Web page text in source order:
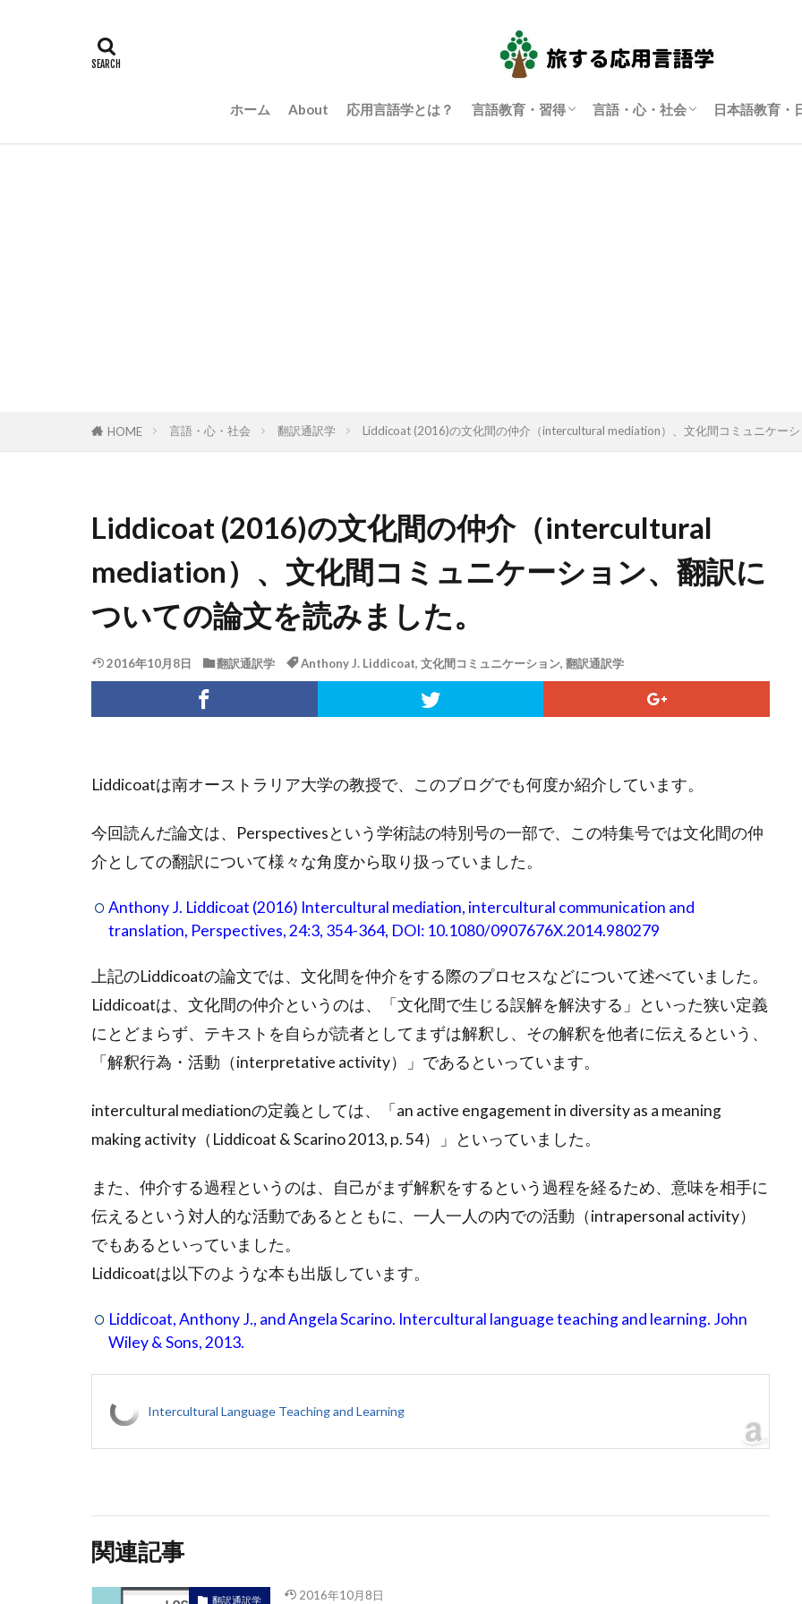
ホーム About 応用言語学とは？ 言語教育・習得 言語・心・社会 日本語教育・
HOME 言語・心・社会 翻訳通訳学 Liddicoat (2016)の文化間の仲介（intercultural mediation）、文化間コミュニケー
Liddicoat (2016)の文化間の仲介（intercultural
mediation）、文化間コミュニケーション、翻訳に
ついての論文を読みました。
2016年10月8日 翻訳通訳学 Anthony J. Liddicoat, 文化間コミュニケーション, 翻訳通訳学
Liddicoatは南オーストラリア大学の教授で、このブログでも何度か紹介しています。
今回読んだ論文は、Perspectivesという学術誌の特別号の一部で、この特集号では文化間の仲
介としての翻訳について様々な角度から取り扱っていました。
Anthony J. Liddicoat (2016) Intercultural mediation, intercultural communication and
translation, Perspectives, 24:3, 354-364, DOI: 10.1080/0907676X.2014.980279
上記のLiddicoatの論文では、文化間を仲介をする際のプロセスなどについて述べていました。
Liddicoatは、文化間の仲介というのは、「文化間で生じる誤解を解決する」といった狭い定義
にとどまらず、テキストを自らが読者としてまずは解釈し、その解釈を他者に伝えるという、
「解釈行為・活動（interpretative activity）」であるといっています。
intercultural mediationの定義としては、「an active engagement in diversity as a meaning
making activity（Liddicoat & Scarino 2013, p. 54）」といっていました。
また、仲介する過程というのは、自己がまず解釈をするという過程を経るため、意味を相手に
伝えるという対人的な活動であるとともに、一人一人の内での活動（intrapersonal activity）
でもあるといっていました。
Liddicoatは以下のような本も出版しています。
Liddicoat, Anthony J., and Angela Scarino. Intercultural language teaching and learning. John
Wiley & Sons, 2013.
Intercultural Language Teaching and Learning
関連記事
翻訳通訳学 2016年10月8日